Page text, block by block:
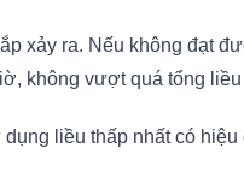
xảy ra. Nếu không đạt
không vượt quá tổng
liều thấp nhất có